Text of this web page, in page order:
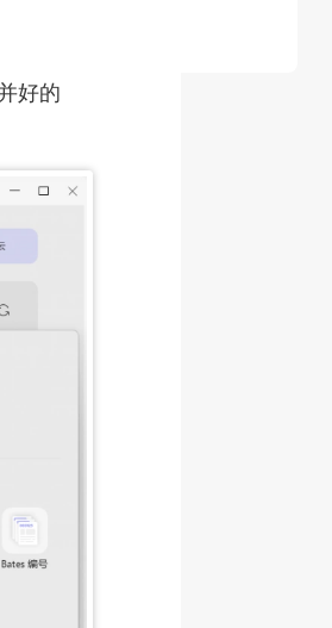
好的